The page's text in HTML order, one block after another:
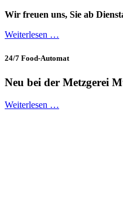
Wir freuen uns, Sie ab
Weiterlesen …
24/7 Food-Automat
Neu bei der Metzgerei
Weiterlesen …